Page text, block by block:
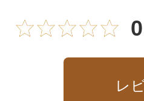
レ